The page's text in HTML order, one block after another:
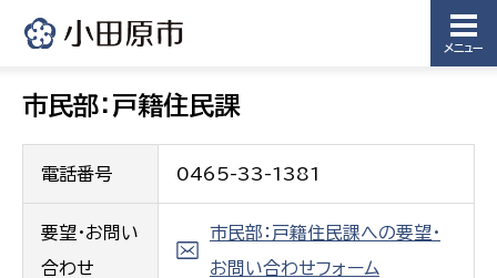
メニュー
市民部：戸籍住民課
電話番号 0465-33-1381
要望・お問い
合わせ
市民部：戸籍住民課への要望・
お問い合わせフォーム